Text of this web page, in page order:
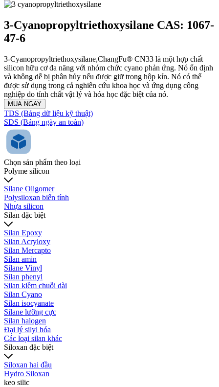
3-Cyanopropyltriethoxysilane CAS: 1067-
47-6
3-Cyanopropyltriethoxysilane,ChangFu® CN33 là một hợp chất
silicon hữu cơ đa năng với nhóm chức cyano phản ứng. Nó ổn định
và không dễ bị phân hủy nếu được giữ trong hộp kín. Nó có thể
được sử dụng trong cả nghiên cứu khoa học và ứng dụng công
nghiệp do tính chất vật lý và hóa học đặc biệt của nó.
MUA NGAY
TDS (Bảng dữ liệu kỹ thuật)
SDS (Bảng ngày an toàn)
Chọn sản phẩm theo loại
Polyme silicon
Silane Oligomer
Polysiloxan biến tính
Nhựa silicon
Silan đặc biệt
Silan Epoxy
Silan Acryloxy
Silan Mercapto
Silan amin
Silane Vinyl
Silan phenyl
Silan kiềm chuỗi dài
Silan Cyano
Silan isocyanate
Silane lưỡng cực
Silan halogen
Đại lý silyl hóa
Các loại silan khác
Siloxan đặc biệt
Siloxan hai đầu
Hydro Siloxan
keo silic